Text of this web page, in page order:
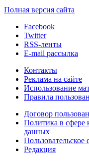
Полная версия сайта
Facebook
Twitter
RSS-ленты
E-mail рассылка
Контакты
Реклама на сайте
Использование
Правила
Договор
Политика в сфере
данных
Пользовательское
Редакция